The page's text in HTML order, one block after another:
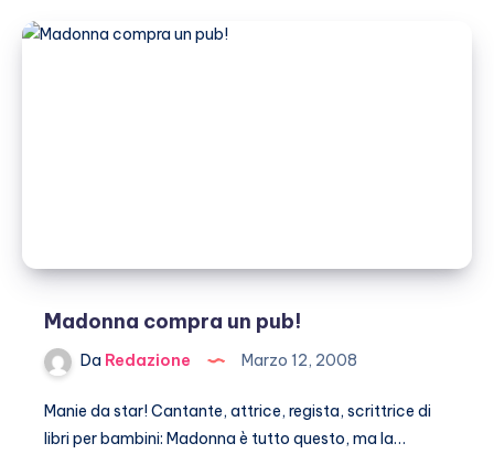
ma
Madonna compra un pub!
Da Redazione Marzo 12, 2008
Manie da star! Cantante, attrice, regista, scrittrice di
libri per bambini: Madonna è tutto questo, ma la…